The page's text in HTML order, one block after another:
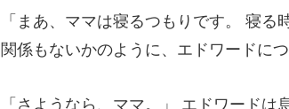
関係もないかのよ